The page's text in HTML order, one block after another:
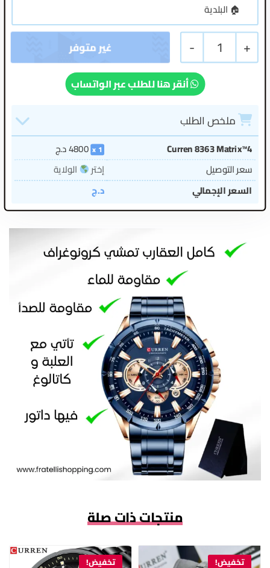
+
1
-
أنقر هنا للطلب عبر الواتساب
ملخص الطلب
Curren 8363 Matrix™4
1
4800د.ج
سعر التوصيل
إختر
الولاية
السعر الإجمالي
د.ج
منتجات ذات صلة
تخفيض! تخفيض!